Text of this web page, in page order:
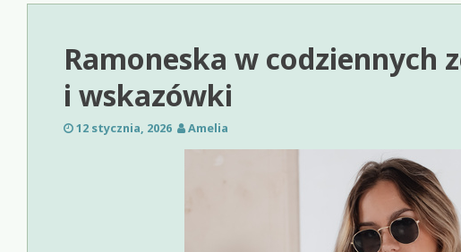
Ramoneska w codziennych
i wskazówki
12 stycznia, 2026 Amelia